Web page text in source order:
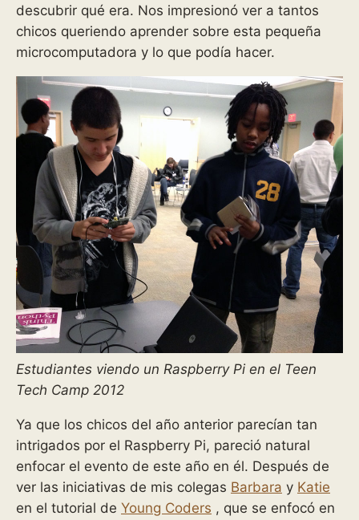
descubrir qué era. Nos impresionó ver a tantos
chicos queriendo aprender sobre esta pequeña
microcomputadora y lo que podía hacer.
Estudiantes viendo un Raspberry Pi en el Teen
Tech Camp 2012
Ya que los chicos del año anterior parecían tan
intrigados por el Raspberry Pi, pareció natural
enfocar el evento de este año en él. Después de
ver las iniciativas de mis colegas Barbara y Katie
en el tutorial de Young Coders , que se enfocó en